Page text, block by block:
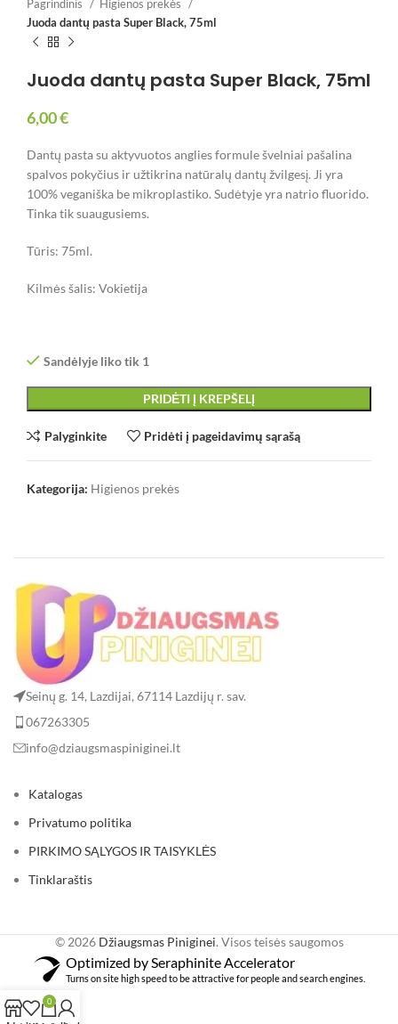
Pagrindinis
Higienos prekės
Juoda dantų pasta Super Black, 75ml
Juoda dantų pasta Super Black, 75ml
6,00€
Dantų pasta su aktyvuotos anglies formule švelniai pašalina
spalvos pokyčius ir užtikrina natūralų dantų žvilgesį. Ji yra
100% veganiška be mikroplastiko. Sudėtyje yra natrio fluorido.
Tinka tik suaugusiems.
Tūris: 75ml.
Kilmės šalis: Vokietija
Sandėlyje liko tik 1
PRIDĖTI Į KREPŠELĮ
Palyginkite Pridėti į pageidavimų sąrašą
Kategorija: Higienos prekės
Seinų g. 14, Lazdijai, 67114 Lazdijų r. sav.
067263305
info@dziaugsmaspiniginei.lt
Katalogas
Privatumo politika
PIRKIMO SĄLYGOS IR TAISYKLĖS
Tinklaraštis
© 2026 Džiaugsmas Piniginei. Visos teisės saugomos
0
Optimized by Seraphinite Accelerator
Turns on site high speed to be attractive for people and search engines.